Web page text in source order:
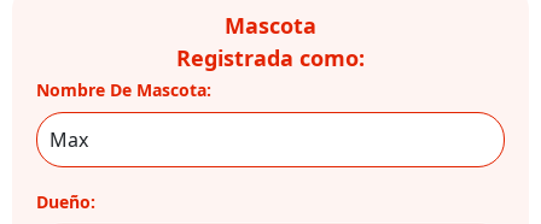
Mascota
Registrada como:
Nombre De Mascota:
Dueño: